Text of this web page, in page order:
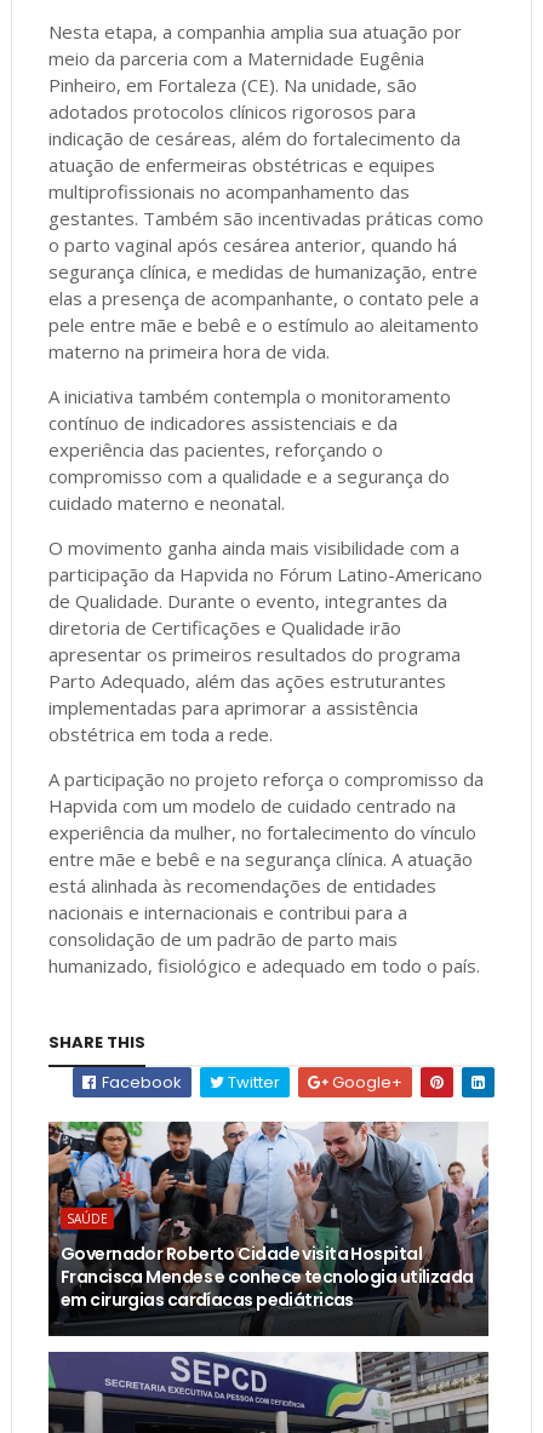
Nesta etapa, a companhia amplia sua atuação por
meio da parceria com a Maternidade Eugênia
Pinheiro, em Fortaleza (CE). Na unidade, são
adotados protocolos clínicos rigorosos para
indicação de cesáreas, além do fortalecimento da
atuação de enfermeiras obstétricas e equipes
multiprofissionais no acompanhamento das
gestantes. Também são incentivadas práticas como
o parto vaginal após cesárea anterior, quando há
segurança clínica, e medidas de humanização, entre
elas a presença de acompanhante, o contato pele a
pele entre mãe e bebê e o estímulo ao aleitamento
materno na primeira hora de vida.
A iniciativa também contempla o monitoramento
contínuo de indicadores assistenciais e da
experiência das pacientes, reforçando o
compromisso com a qualidade e a segurança do
cuidado materno e neonatal.
O movimento ganha ainda mais visibilidade com a
participação da Hapvida no Fórum Latino-Americano
de Qualidade. Durante o evento, integrantes da
diretoria de Certificações e Qualidade irão
apresentar os primeiros resultados do programa
Parto Adequado, além das ações estruturantes
implementadas para aprimorar a assistência
obstétrica em toda a rede.
A participação no projeto reforça o compromisso da
Hapvida com um modelo de cuidado centrado na
experiência da mulher, no fortalecimento do vínculo
entre mãe e bebê e na segurança clínica. A atuação
está alinhada às recomendações de entidades
nacionais e internacionais e contribui para a
consolidação de um padrão de parto mais
humanizado, fisiológico e adequado em todo o país.
SHARE THIS
Facebook
Twitter Google+
SAÚDE
Governador Roberto Cidade visita Hospital
Francisca Mendes e conhece tecnologia utilizada
em cirurgias cardíacas pediátricas